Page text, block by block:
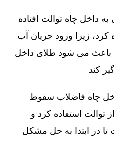
داخل چاه توالت افتاده
کرد، زیرا ورود جریان آب
باعث می شود طلای داخل
کند
چاه فاضلاب سقوط
توالت استفاده کرد و
تا در ابتدا به حل مشکل